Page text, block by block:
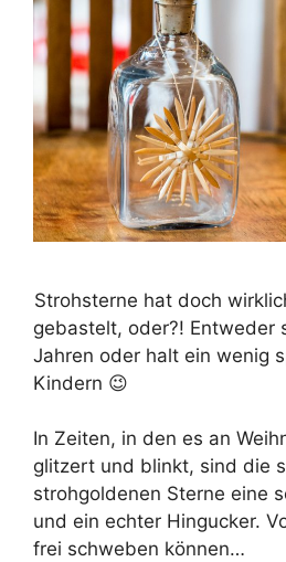
Strohsterne hat doch
gebastelt, oder?! Entweder
Jahren oder halt ein wenig
Kindern 😉
In Zeiten, in den es an
glitzert und blinkt, sind die
strohgoldenen Sterne eine
und ein echter Hingucker.
frei schweben können…